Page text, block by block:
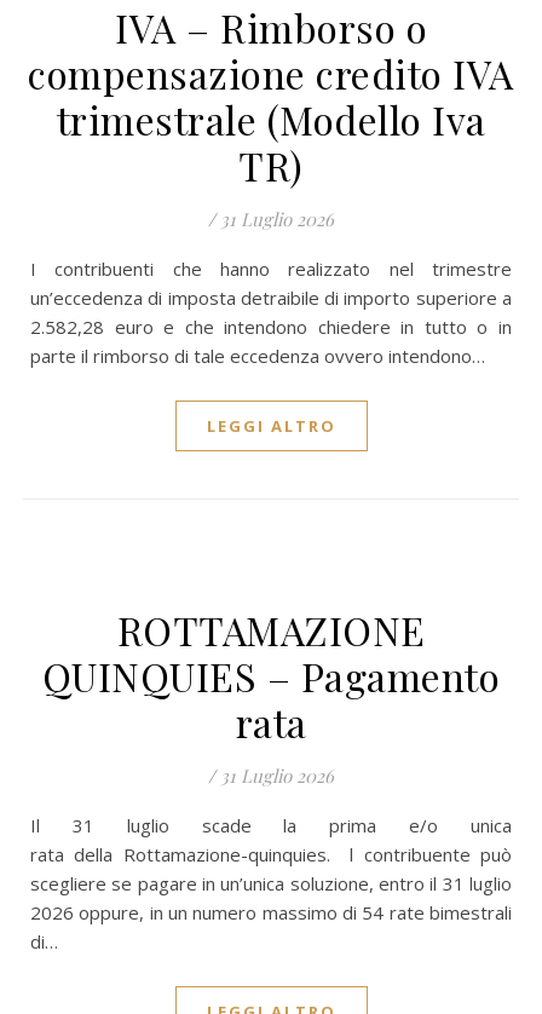
IVA – Rimborso o
compensazione credito IVA
trimestrale (Modello Iva
TR)
/ 31 Luglio 2026
I contribuenti che hanno realizzato nel trimestre
un’eccedenza di imposta detraibile di importo superiore a
2.582,28 euro e che intendono chiedere in tutto o in
parte il rimborso di tale eccedenza ovvero intendono…
LEGGI ALTRO
ROTTAMAZIONE
QUINQUIES – Pagamento
rata
/ 31 Luglio 2026
Il 31 luglio scade la prima e/o unica
rata della Rottamazione-quinquies. l contribuente può
scegliere se pagare in un’unica soluzione, entro il 31 luglio
2026 oppure, in un numero massimo di 54 rate bimestrali
di…